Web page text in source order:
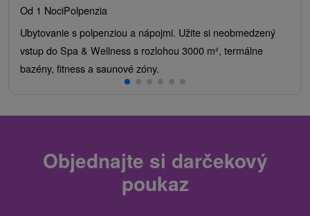
Od 1 NociPolpenzia
Ubytovanie s polpenziou a nápojmi. Užite si neobmedzený
vstup do Spa & Wellness s rozlohou 3000 m², termálne
bazény, fitness a saunové zóny.
Objednajte si darčekový
poukaz